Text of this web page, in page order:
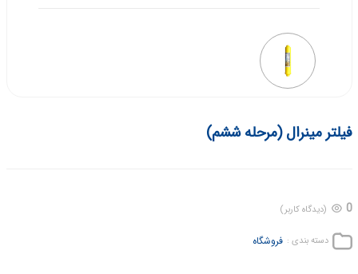
فیلتر مینرال (مرحله ششم)
0 (دیدگاه کاربر)
دسته بندی : فروشگاه